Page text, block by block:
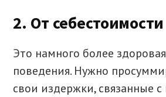
2. От себестоимости
Это намного более
поведения. Нужно
свои издержки, связанные